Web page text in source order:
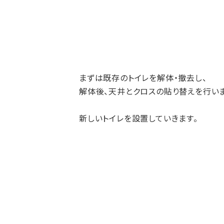
まずは既存のトイレを解体・撤去し、
解体後、天井とクロスの貼り替えを行い
新しいトイレを設置していきます。